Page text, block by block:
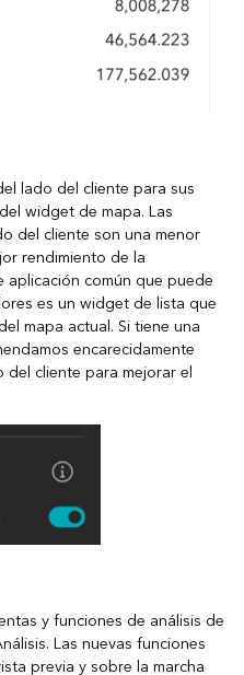
lado del cliente para sus
widget de mapa. Las
del cliente son una menor
rendimiento de la
común que puede
es un widget de lista que
mapa actual. Si tiene una
encarecidamente
cliente para mejorar el
y funciones de análisis de
Las nuevas funciones
previa y sobre la marcha